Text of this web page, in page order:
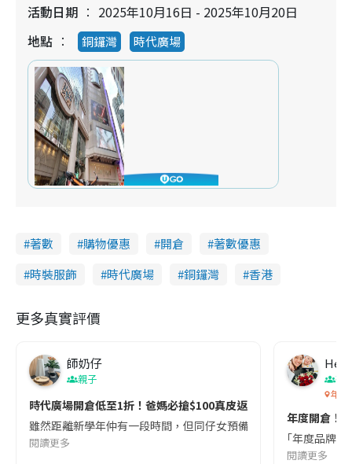
活動日期
2025年10月16日 - 2025年10月20日
地點
銅鑼灣 時代廣場
著數 購物優惠 開倉
著數優惠
時裝服飾
時代廣場 銅鑼灣 香港
更多真實評價
師奶仔
親子
時代廣場開倉低至1折！爸媽必搶$100真皮返學鞋／童裝襪$5起
雖然距離新學年仲有一段時間，但同仔女預備返學物資真係好鬼
閱讀更多
著
年度
年度開倉！
｢年度品牌
閱讀更多